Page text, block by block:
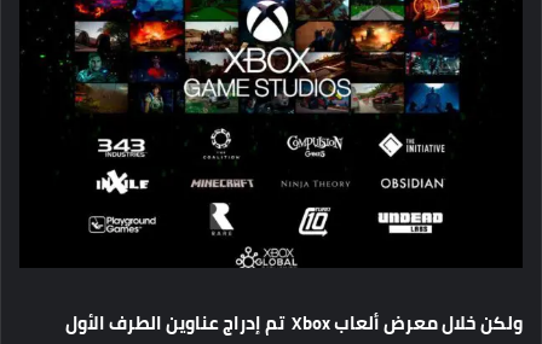
ولكن خلال معرض ألعاب Xbox تم إدراج عناوين الطرف الأول